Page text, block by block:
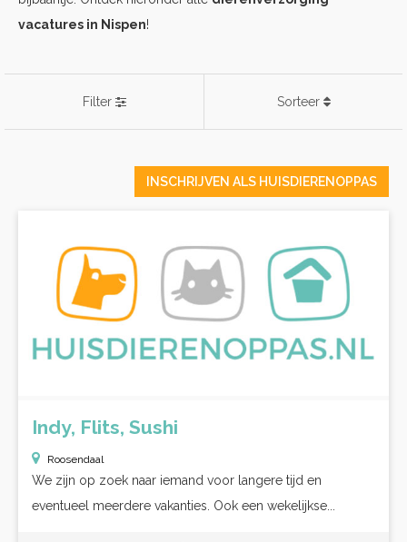
vacatures in Nispen!
Filter Sorteer
INSCHRIJVEN ALS HUISDIERENOPPAS
Indy, Flits, Sushi
Roosendaal
We zijn op zoek naar iemand voor langere tijd en
eventueel meerdere vakanties. Ook een wekelijkse...